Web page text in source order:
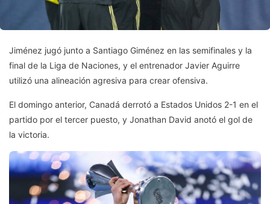
Jiménez jugó junto a Santiago Giménez en las semifinales y la
final de la Liga de Naciones, y el entrenador Javier Aguirre
utilizó una alineación agresiva para crear ofensiva.
El domingo anterior, Canadá derrotó a Estados Unidos 2-1 en el
partido por el tercer puesto, y Jonathan David anotó el gol de
la victoria.